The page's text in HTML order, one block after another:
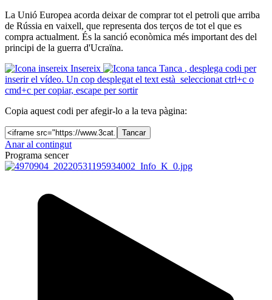
La Unió Europea acorda deixar de comprar tot el petroli que arriba
de Rússia en vaixell, que representa dos terços de tot el que es
compra actualment. És la sanció econòmica més important des del
principi de la guerra d'Ucraïna.
Insereix
Tanca , desplega codi per
inserir el vídeo. Un cop desplegat el text està seleccionat ctrl+c o
cmd+c per copiar, escape per sortir
Copia aquest codi per afegir-lo a la teva pàgina:
Tancar
Anar al contingut
Programa sencer